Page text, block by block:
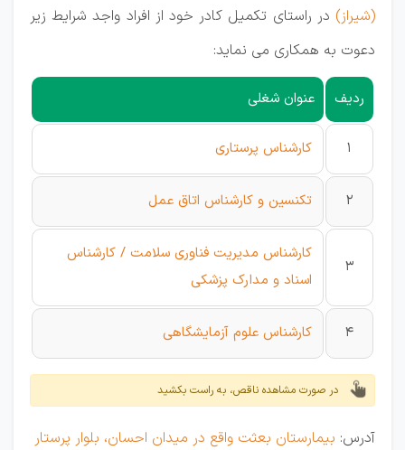
(شیراز) در راستای تکمیل کادر خود از افراد واجد شرایط زیر
دعوت به همکاری می نماید:
ردیف عنوان شغلی
1 کارشناس پرستاری
2 تکنسین و کارشناس اتاق عمل
3
کارشناس مدیریت فناوری سلامت / کارشناس
اسناد و مدارک پزشکی
4 کارشناس علوم آزمایشگاهی
در صورت مشاهده ناقص، به راست بکشید
آدرس: بیمارستان بعثت واقع در میدان احسان، بلوار پرستار